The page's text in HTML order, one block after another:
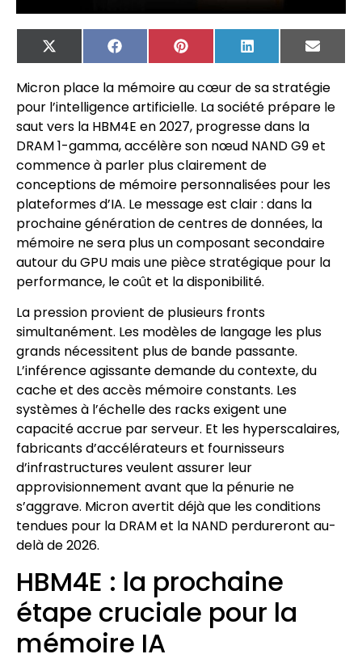
X
(Twitter)
FacebookPinterest LinkedIn
Email
Micron place la mémoire au cœur de sa stratégie
pour l’intelligence artificielle. La société prépare le
saut vers la HBM4E en 2027, progresse dans la
DRAM 1-gamma, accélère son nœud NAND G9 et
commence à parler plus clairement de
conceptions de mémoire personnalisées pour les
plateformes d’IA. Le message est clair : dans la
prochaine génération de centres de données, la
mémoire ne sera plus un composant secondaire
autour du GPU mais une pièce stratégique pour la
performance, le coût et la disponibilité.
La pression provient de plusieurs fronts
simultanément. Les modèles de langage les plus
grands nécessitent plus de bande passante.
L’inférence agissante demande du contexte, du
cache et des accès mémoire constants. Les
systèmes à l’échelle des racks exigent une
capacité accrue par serveur. Et les hyperscalaires,
fabricants d’accélérateurs et fournisseurs
d’infrastructures veulent assurer leur
approvisionnement avant que la pénurie ne
s’aggrave. Micron avertit déjà que les conditions
tendues pour la DRAM et la NAND perdureront au-
delà de 2026.
HBM4E : la prochaine
étape cruciale pour la
mémoire IA